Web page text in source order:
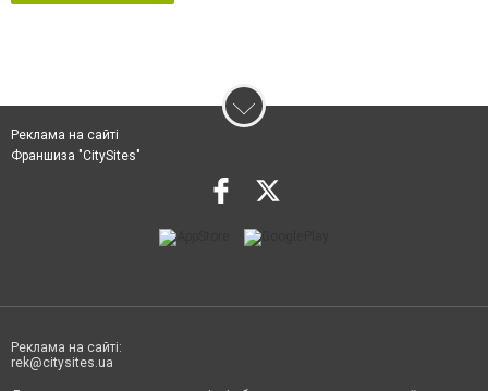
Реклама на сайті
Франшиза "CitySites"
Реклама на сайті:
rek@citysites.ua